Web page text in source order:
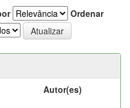
Ordenar
Autor(es)